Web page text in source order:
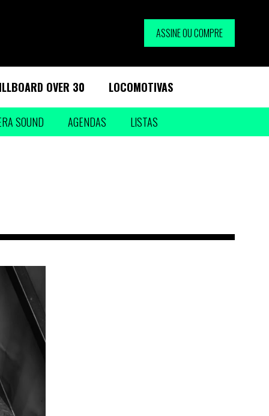
ASSINE OU COMPRE
OVER 30 LOCOMOTIVAS
SOUND AGENDAS LISTAS